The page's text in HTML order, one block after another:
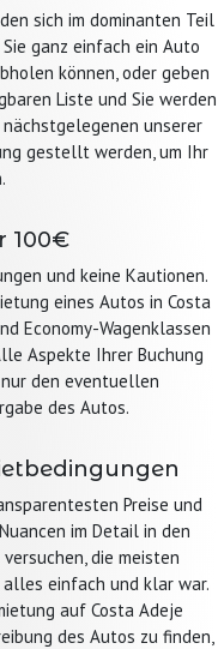
sich im dominanten Teil
ganz einfach ein Auto
können, oder geben
Liste und Sie werden
unserer
gestellt werden, um Ihr
100€
und keine Kautionen.
eines Autos in Costa
Economy-Wagenklassen
Aspekte Ihrer Buchung
den eventuellen
des Autos.
Preise und
im Detail in den
die meisten
einfach und klar war.
auf Costa Adeje
des Autos zu finden,